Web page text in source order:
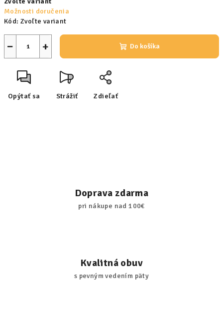
cena:
Možnosti doručenia
Kód: Zvoľte variant
+
− Do košíka
Opýtať sa Strážiť Zdieľať
Doprava zdarma
pri nákupe nad 100€
Kvalitná obuv
s pevným vedením päty